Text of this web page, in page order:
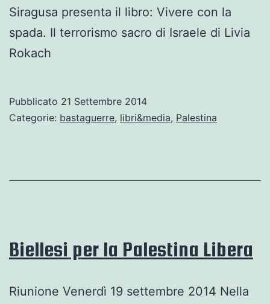
Siragusa presenta il libro: Vivere con la
spada. Il terrorismo sacro di Israele di Livia
Rokach
Pubblicato 21 Settembre 2014
Categorie: bastaguerre, libri&media, Palestina
Biellesi per la Palestina Libera
Riunione Venerdì 19 settembre 2014 Nella